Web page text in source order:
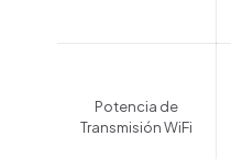
Potencia de
Transmisión WiFi